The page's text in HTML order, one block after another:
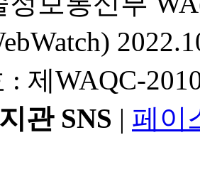
관 SNS | 페이